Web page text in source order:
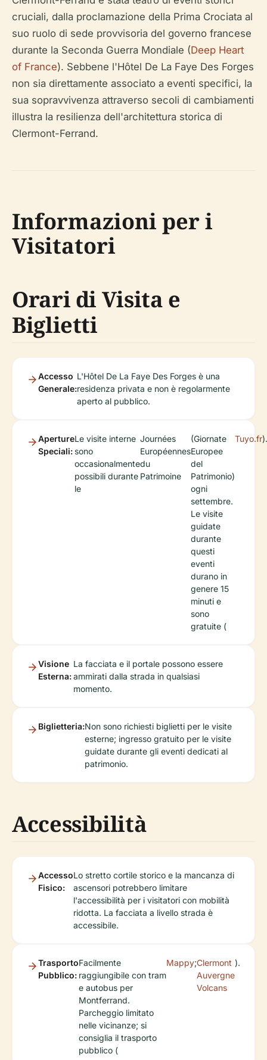
cruciali, dalla proclamazione della Prima Crociata al
suo ruolo di sede provvisoria del governo francese
durante la Seconda Guerra Mondiale (Deep Heart
of France). Sebbene l'Hôtel De La Faye Des Forges
non sia direttamente associato a eventi specifici, la
sua sopravvivenza attraverso secoli di cambiamenti
illustra la resilienza dell'architettura storica di
Clermont-Ferrand.
Informazioni per i
Visitatori
Orari di Visita e
Biglietti
Accesso
Generale:
L'Hôtel De La Faye Des Forges è una
residenza privata e non è regolarmente
aperto al pubblico.
Aperture
Speciali:
Le visite interne
sono
occasionalmente
possibili durante
le
Journées
Européennes
du
Patrimoine
(Giornate
Europee
del
Patrimonio)
ogni
settembre.
Le visite
guidate
durante
questi
eventi
durano in
genere 15
minuti e
sono
gratuite (
Tuyo.fr).
Visione
Esterna:
La facciata e il portale possono essere
ammirati dalla strada in qualsiasi
momento.
Biglietteria:Non sono richiesti biglietti per le visite
esterne; ingresso gratuito per le visite
guidate durante gli eventi dedicati al
patrimonio.
Accessibilità
Accesso
Fisico:
Lo stretto cortile storico e la mancanza di
ascensori potrebbero limitare
l'accessibilità per i visitatori con mobilità
ridotta. La facciata a livello strada è
accessibile.
Trasporto
Pubblico:
Facilmente
raggiungibile con tram
e autobus per
Montferrand.
Parcheggio limitato
nelle vicinanze; si
consiglia il trasporto
pubblico (
Mappy;Clermont
Auvergne
Volcans
).